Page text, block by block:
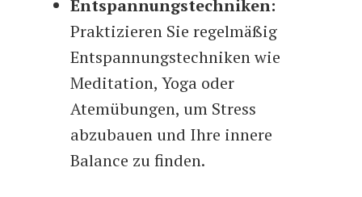
Entspannungstechniken:
Praktizieren Sie regelmäßig
Entspannungstechniken wie
Meditation, Yoga oder
Atemübungen, um Stress
abzubauen und Ihre innere
Balance zu finden.